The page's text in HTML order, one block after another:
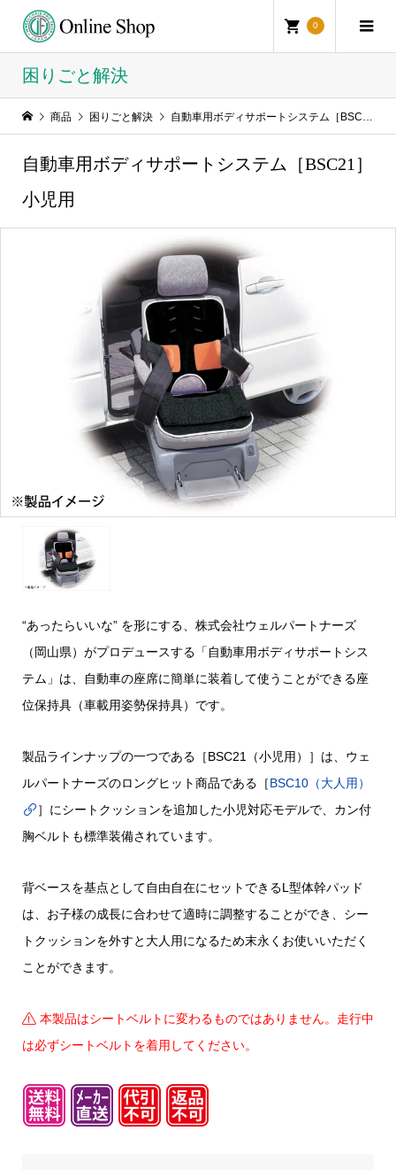
0
困りごと解決
商品 困りごと解決 自動車用ボディサポートシステム［BSC21］小児用
自動車用ボディサポートシステム［BSC21］
小児用
“あったらいいな” を形にする、株式会社ウェルパートナーズ
（岡山県）がプロデュースする「自動車用ボディサポートシス
テム」は、自動車の座席に簡単に装着して使うことができる座
位保持具（車載用姿勢保持具）です。
製品ラインナップの一つである［BSC21（小児用）］は、ウェ
ルパートナーズのロングヒット商品である［BSC10（大人用）
］にシートクッションを追加した小児対応モデルで、カン付
胸ベルトも標準装備されています。
背ベースを基点として自由自在にセットできるL型体幹パッド
は、お子様の成長に合わせて適時に調整することができ、シー
トクッションを外すと大人用になるため末永くお使いいただく
ことができます。
本製品はシートベルトに変わるものではありません。走行中
は必ずシートベルトを着用してください。